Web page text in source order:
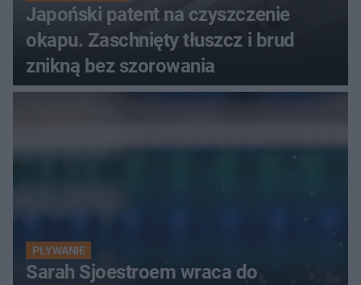
Japoński patent na czyszczenie
okapu. Zaschnięty tłuszcz i brud
znikną bez szorowania
PŁYWANIE
Sarah Sjoestroem wraca do